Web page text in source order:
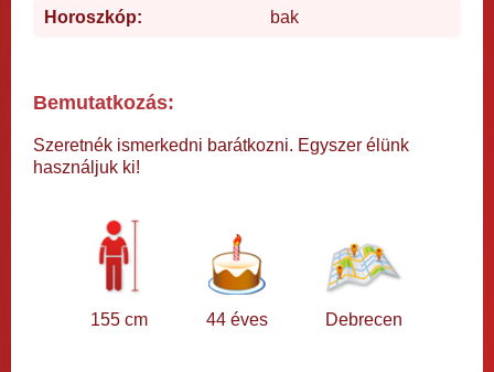
Horoszkóp: bak
Bemutatkozás:
Szeretnék ismerkedni barátkozni. Egyszer élünk
használjuk ki!
155 cm 44 éves Debrecen